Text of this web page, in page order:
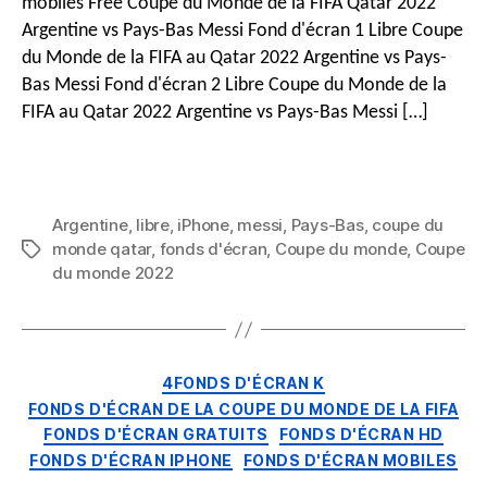
HD
Messi
pour
iPhone
&
Téléphones
Monde
de
Pays-
Bas)
Argentine vs Pays-Bas Messi Fond d'écran 1 Libre Coupe
du Monde de la FIFA au Qatar 2022 Argentine vs Pays-
Bas Messi Fond d'écran 2 Libre Coupe du Monde de la
FIFA au Qatar 2022 Argentine vs Pays-Bas Messi […]
Mots
Argentine, libre, iPhone, messi, Pays-Bas, coupe du
monde qatar, fonds d'écran, Coupe du monde, Coupe
du monde 2022
Catégories
4FONDS D'ÉCRAN K
FONDS D'ÉCRAN DE LA COUPE DU MONDE DE LA FIFA
FONDS D'ÉCRAN GRATUITS
FONDS D'ÉCRAN HD
FONDS D'ÉCRAN IPHONE
FONDS D'ÉCRAN MOBILES